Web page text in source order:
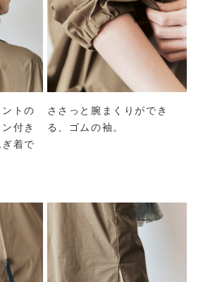
トの
付き
着で
ささっと腕まくりができ
る、ゴムの袖。